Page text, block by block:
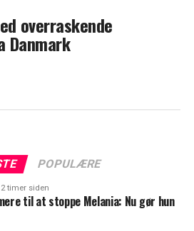
overraskende
Danmark
POPULÆRE
timer siden
til at stoppe Melania: Nu gør hun